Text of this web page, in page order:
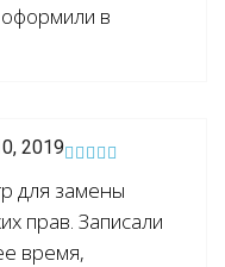
в
2019
для замены
прав. Записали
время,